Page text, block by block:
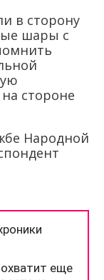
в сторону
шары с
стороне
Народной